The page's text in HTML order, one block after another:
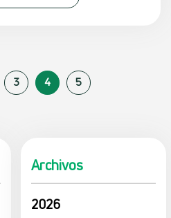
3 4 5
Archivos
2026